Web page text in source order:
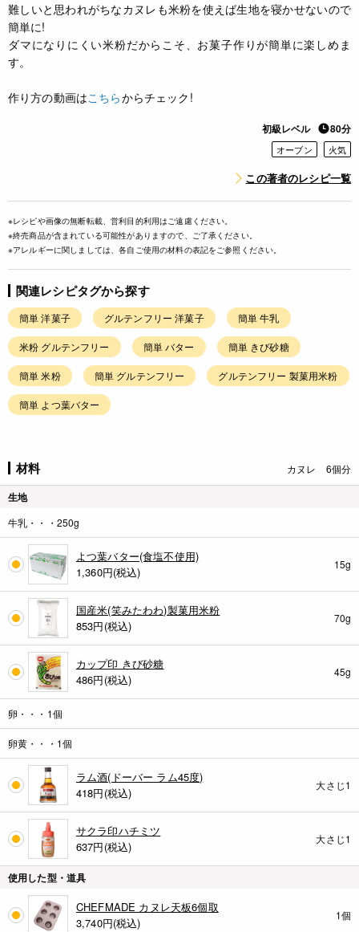
難しいと思われがちなカヌレも米粉を使えば生地を寝かせないので
簡単に!
ダマになりにくい米粉だからこそ、お菓子作りが簡単に楽しめま
す。
作り方の動画はこちらからチェック!
初級レベル 80分
オーブン 火気
この著者のレシピ一覧
※レシピや画像の無断転載、営利目的利用はご遠慮ください。
※終売商品が含まれている可能性がありますので、ご了承ください。
※アレルギーに関しましては、各自ご使用の材料の表記をご参照ください。
関連レシピタグから探す
簡単 洋菓子 グルテンフリー 洋菓子 簡単 牛乳
米粉 グルテンフリー 簡単 バター 簡単 きび砂糖
簡単 米粉 簡単 グルテンフリー グルテンフリー 製菓用米粉
簡単 よつ葉バター
材料 カヌレ 6個分
生地
牛乳・・・250g
よつ葉バター(食塩不使用)
1,360円(税込)
15g
国産米(笑みたわわ)製菓用米粉
853円(税込)
70g
カップ印 きび砂糖
486円(税込)
45g
卵・・・1個
卵黄・・・1個
ラム酒(ドーバー ラム45度)
418円(税込)
大さじ1
サクラ印ハチミツ
637円(税込)
大さじ1
使用した型・道具
CHEFMADE カヌレ天板6個取
3,740円(税込)
1個